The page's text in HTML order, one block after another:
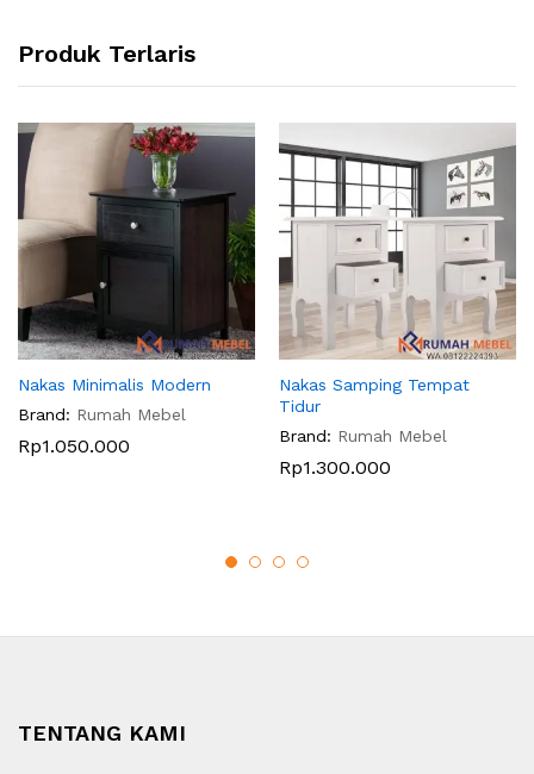
Produk Terlaris
Nakas Minimalis Modern
Brand: Rumah Mebel
Rp1.050.000
Nakas Samping Tempat
Tidur
Brand: Rumah Mebel
Rp1.300.000
TENTANG KAMI